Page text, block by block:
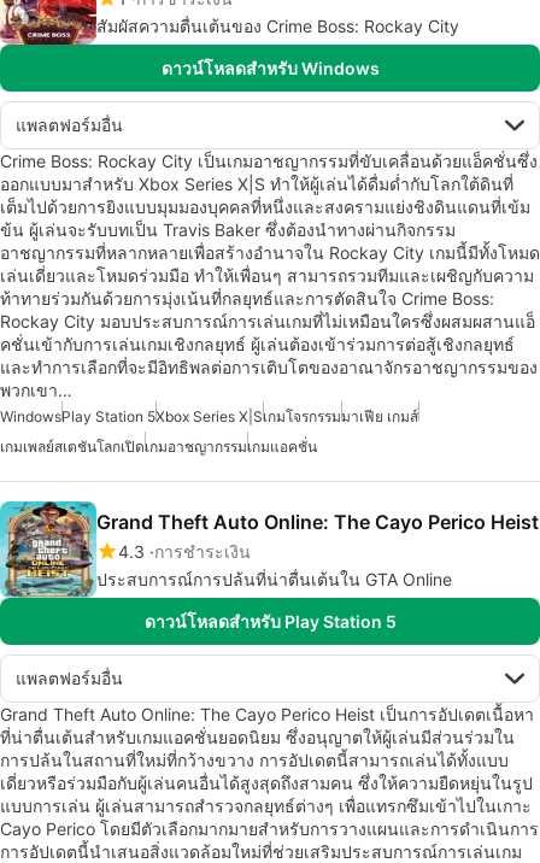
สัมผัสความตื่นเต้นของ Crime Boss: Rockay City
ดาวน์โหลดสำหรับ Windows
แพลตฟอร์มอื่น
Crime Boss: Rockay City เป็นเกมอาชญากรรมที่ขับเคลื่อนด้วยแอ็คชั่นซึ่ง
ออกแบบมาสำหรับ Xbox Series X|S ทำให้ผู้เล่นได้ดื่มด่ำกับโลกใต้ดินที่
เต็มไปด้วยการยิงแบบมุมมองบุคคลที่หนึ่งและสงครามแย่งชิงดินแดนที่เข้ม
ข้น ผู้เล่นจะรับบทเป็น Travis Baker ซึ่งต้องนำทางผ่านกิจกรรม
อาชญากรรมที่หลากหลายเพื่อสร้างอำนาจใน Rockay City เกมนี้มีทั้งโหมด
เล่นเดี่ยวและโหมดร่วมมือ ทำให้เพื่อนๆ สามารถรวมทีมและเผชิญกับความ
ท้าทายร่วมกันด้วยการมุ่งเน้นที่กลยุทธ์และการตัดสินใจ Crime Boss:
Rockay City มอบประสบการณ์การเล่นเกมที่ไม่เหมือนใครซึ่งผสมผสานแอ็
คชั่นเข้ากับการเล่นเกมเชิงกลยุทธ์ ผู้เล่นต้องเข้าร่วมการต่อสู้เชิงกลยุทธ์
และทำการเลือกที่จะมีอิทธิพลต่อการเติบโตของอาณาจักรอาชญากรรมของ
พวกเขา…
WindowsPlay Station 5Xbox Series X|Sเกมโจรกรรมมาเฟีย เกมส์
เกมเพลย์สเตชันโลกเปิดเกมอาชญากรรมเกมแอคชั่น
Grand Theft Auto Online: The Cayo Perico Heist
4.3 การชำระเงิน
ประสบการณ์การปล้นที่น่าตื่นเต้นใน GTA Online
ดาวน์โหลดสำหรับ Play Station 5
แพลตฟอร์มอื่น
Grand Theft Auto Online: The Cayo Perico Heist เป็นการอัปเดตเนื้อหา
ที่น่าตื่นเต้นสำหรับเกมแอคชั่นยอดนิยม ซึ่งอนุญาตให้ผู้เล่นมีส่วนร่วมใน
การปล้นในสถานที่ใหม่ที่กว้างขวาง การอัปเดตนี้สามารถเล่นได้ทั้งแบบ
เดี่ยวหรือร่วมมือกับผู้เล่นคนอื่นได้สูงสุดถึงสามคน ซึ่งให้ความยืดหยุ่นในรูป
แบบการเล่น ผู้เล่นสามารถสำรวจกลยุทธ์ต่างๆ เพื่อแทรกซึมเข้าไปในเกาะ
Cayo Perico โดยมีตัวเลือกมากมายสำหรับการวางแผนและการดำเนินการ
การอัปเดตนี้นำเสนอสิ่งแวดล้อมใหม่ที่ช่วยเสริมประสบการณ์การเล่นเกม